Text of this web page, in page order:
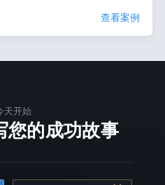
查看案例
天开始
您的成功故事